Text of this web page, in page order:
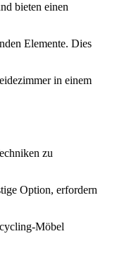
bieten einen
Elemente. Dies
in einem
zu
Option, erfordern
Möbel